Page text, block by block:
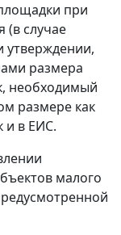
при
(в случае
утверждении,
размера
необходимый
размере как
и в ЕИС.
малого